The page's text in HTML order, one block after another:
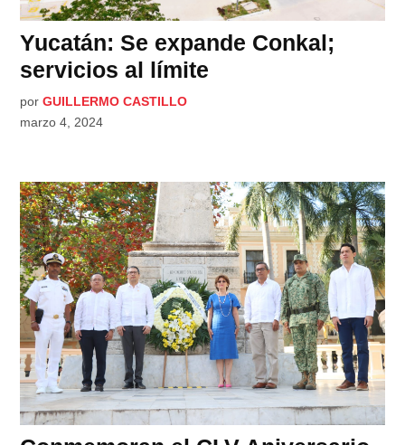
Yucatán: Se expande Conkal;
servicios al límite
por GUILLERMO CASTILLO
marzo 4, 2024